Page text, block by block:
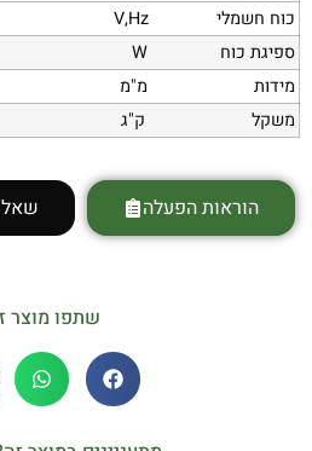
כוח חשמלי V,Hz
ספיגת כוח W
מידות מ"מ
משקל ק"ג
הוראות הפעלה
שתפו מוצר